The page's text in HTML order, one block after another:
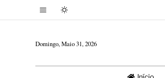
Domingo, Maio 31, 2026